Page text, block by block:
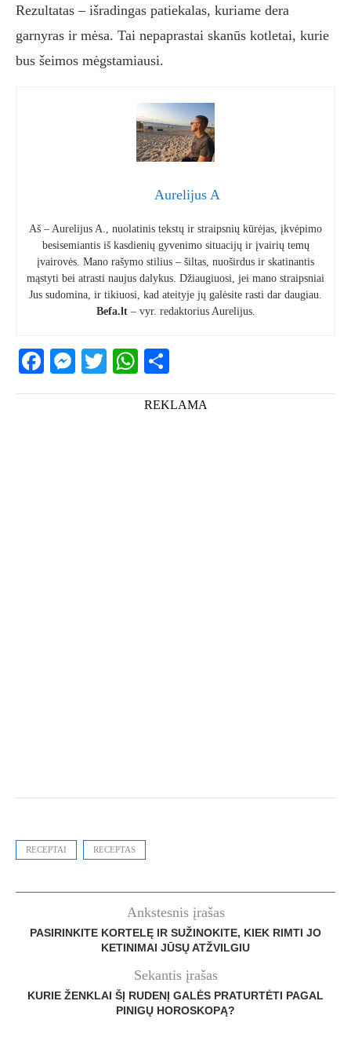
Rezultatas – išradingas patiekalas, kuriame dera
garnyras ir mėsa. Tai nepaprastai skanūs kotletai, kurie
bus šeimos mėgstamiausi.
Aurelijus A
Aš – Aurelijus A., nuolatinis tekstų ir straipsnių kūrėjas, įkvėpimo
besisemiantis iš kasdienių gyvenimo situacijų ir įvairių temų
įvairovės. Mano rašymo stilius – šiltas, nuoširdus ir skatinantis
mąstyti bei atrasti naujus dalykus. Džiaugiuosi, jei mano straipsniai
Jus sudomina, ir tikiuosi, kad ateityje jų galėsite rasti dar daugiau.
Befa.lt– vyr. redaktorius Aurelijus.
Facebook
Messenger
TwitterWhatsApp
REKLAMA
RECEPTAI RECEPTAS
Ankstesnis įrašas
PASIRINKITE KORTELĘ IR SUŽINOKITE, KIEK RIMTI JO
KETINIMAI JŪSŲ ATŽVILGIU
Sekantis įrašas
KURIE ŽENKLAI ŠĮ RUDENĮ GALĖS PRATURTĖTI PAGAL
PINIGŲ HOROSKOPĄ?